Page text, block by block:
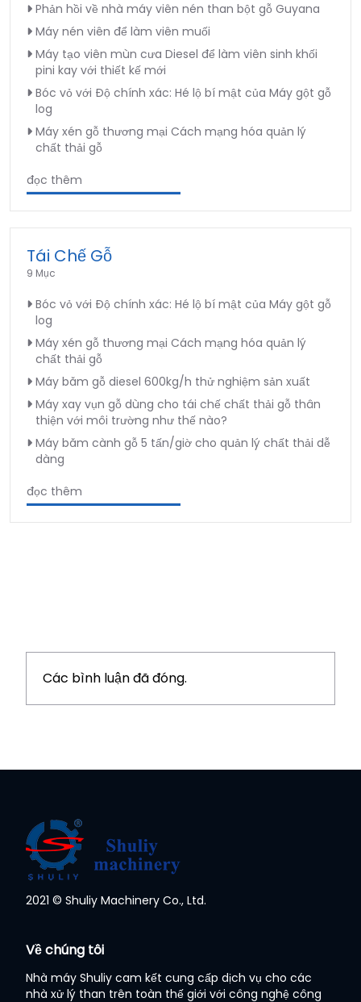
Phản hồi về nhà máy viên nén than bột gỗ Guyana
Máy nén viên để làm viên muối
Máy tạo viên mùn cưa Diesel để làm viên sinh khối
pini kay với thiết kế mới
Bóc vỏ với Độ chính xác: Hé lộ bí mật của Máy gột gỗ
log
Máy xén gỗ thương mại Cách mạng hóa quản lý
chất thải gỗ
đọc thêm
Tái Chế Gỗ
9 Mục
Bóc vỏ với Độ chính xác: Hé lộ bí mật của Máy gột gỗ
log
Máy xén gỗ thương mại Cách mạng hóa quản lý
chất thải gỗ
Máy băm gỗ diesel 600kg/h thử nghiệm sản xuất
Máy xay vụn gỗ dùng cho tái chế chất thải gỗ thân
thiện với môi trường như thế nào?
Máy băm cành gỗ 5 tấn/giờ cho quản lý chất thải dễ
dàng
đọc thêm
Các bình luận đã đóng.
2021 © Shuliy Machinery Co., Ltd.
Về chúng tôi
Nhà máy Shuliy cam kết cung cấp dịch vụ cho các
nhà xử lý than trên toàn thế giới với công nghệ công